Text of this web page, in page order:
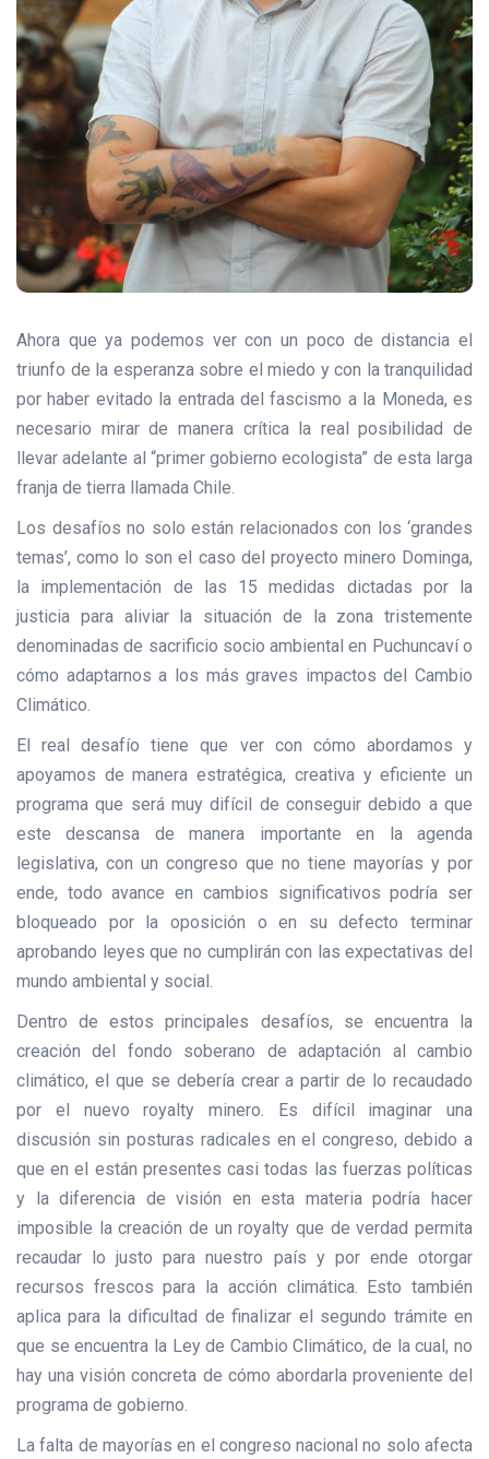
Ahora que ya podemos ver con un poco de distancia el
triunfo de la esperanza sobre el miedo y con la tranquilidad
por haber evitado la entrada del fascismo a la Moneda, es
necesario mirar de manera crítica la real posibilidad de
llevar adelante al “primer gobierno ecologista” de esta larga
franja de tierra llamada Chile.
Los desafíos no solo están relacionados con los ‘grandes
temas’, como lo son el caso del proyecto minero Dominga,
la implementación de las 15 medidas dictadas por la
justicia para aliviar la situación de la zona tristemente
denominadas de sacrificio socio ambiental en Puchuncaví o
cómo adaptarnos a los más graves impactos del Cambio
Climático.
El real desafío tiene que ver con cómo abordamos y
apoyamos de manera estratégica, creativa y eficiente un
programa que será muy difícil de conseguir debido a que
este descansa de manera importante en la agenda
legislativa, con un congreso que no tiene mayorías y por
ende, todo avance en cambios significativos podría ser
bloqueado por la oposición o en su defecto terminar
aprobando leyes que no cumplirán con las expectativas del
mundo ambiental y social.
Dentro de estos principales desafíos, se encuentra la
creación del fondo soberano de adaptación al cambio
climático, el que se debería crear a partir de lo recaudado
por el nuevo royalty minero. Es difícil imaginar una
discusión sin posturas radicales en el congreso, debido a
que en el están presentes casi todas las fuerzas políticas
y la diferencia de visión en esta materia podría hacer
imposible la creación de un royalty que de verdad permita
recaudar lo justo para nuestro país y por ende otorgar
recursos frescos para la acción climática. Esto también
aplica para la dificultad de finalizar el segundo trámite en
que se encuentra la Ley de Cambio Climático, de la cual, no
hay una visión concreta de cómo abordarla proveniente del
programa de gobierno.
La falta de mayorías en el congreso nacional no solo afecta